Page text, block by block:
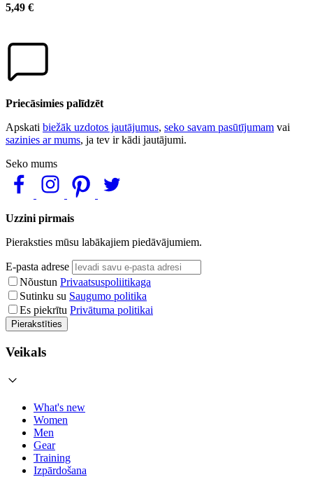
5,49 €
Priecāsimies palīdzēt
Apskati biežāk uzdotos jautājumus, seko savam pasūtījumam vai
sazinies ar mums, ja tev ir kādi jautājumi.
Seko mums
Uzzini pirmais
Pieraksties mūsu labākajiem piedāvājumiem.
E-pasta adrese
Nõustun Privaatsuspoliitikaga
Sutinku su Saugumo politika
Es piekrītu Privātuma politikai
Pierakstīties
Veikals
What's new
Women
Men
Gear
Training
Izpārdošana